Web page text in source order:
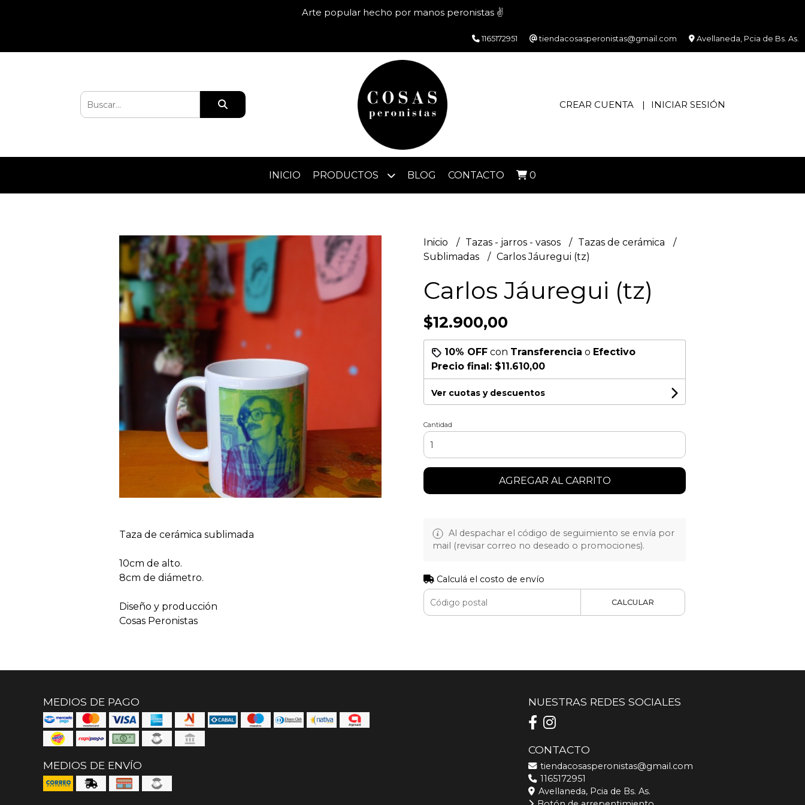
Arte popular hecho por manos peronistas ✌️
1165172951 tiendacosasperonistas@gmail.com Avellaneda, Pcia de Bs. As.
CREAR CUENTA INICIAR SESIÓN
INICIO PRODUCTOS BLOG CONTACTO 0
Taza de cerámica sublimada
10cm de alto.
8cm de diámetro.
Diseño y producción
Cosas Peronistas
Inicio Tazas - jarros - vasos
Tazas de cerámica
Sublimadas
Carlos Jáuregui (tz)
Carlos Jáuregui (tz)
$12.900,00
10% OFF con Transferencia o Efectivo
Precio final: $11.610,00
Ver cuotas y descuentos
Cantidad
AGREGAR AL CARRITO
Al despachar el código de seguimiento se envía por
mail (revisar correo no deseado o promociones).
Calculá el costo de envío
CALCULAR
MEDIOS DE PAGO
MEDIOS DE ENVÍO
NUESTRAS REDES SOCIALES
CONTACTO
tiendacosasperonistas@gmail.com
1165172951
Avellaneda, Pcia de Bs. As.